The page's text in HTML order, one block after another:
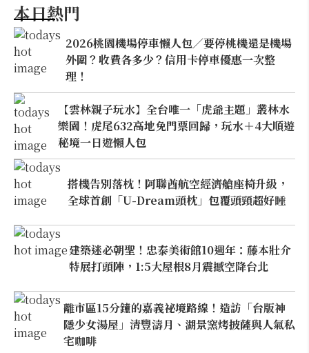
本日熱門
2026桃園機場停車懶人包／要停桃機還是機場
外圍？收費各多少？信用卡停車優惠一次整
理！
【雲林親子玩水】全台唯一「虎爺主題」叢林水
樂園！虎尾632高地免門票回歸，玩水＋4大順遊
秘境一日遊懶人包
搭機告別落枕！阿聯酋航空經濟艙座椅升級，
全球首創「U-Dream頭枕」包覆頭頸超好睡
建築迷必朝聖！忠泰美術館10週年：藤本壯介
特展打頭陣，1:5大屋根8月震撼空降台北
離市區15分鐘的嘉義祕境路線！造訪「台版神
隱少女湯屋」清豐濤月、湖景窯烤披薩與人氣私
宅咖啡